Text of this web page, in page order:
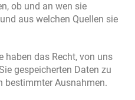
ob und an wen sie
aus welchen Quellen sie
haben das Recht, von uns
gespeicherten Daten zu
bestimmter Ausnahmen.